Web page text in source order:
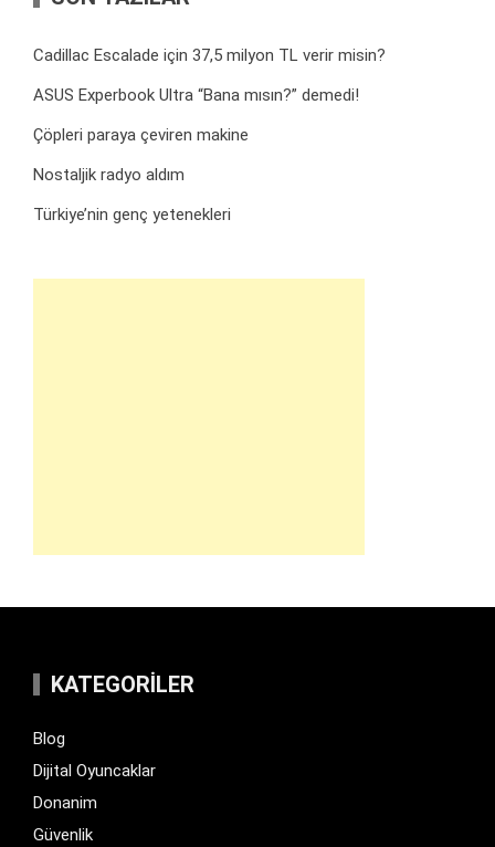
Cadillac Escalade için 37,5 milyon TL verir misin?
ASUS Experbook Ultra “Bana mısın?” demedi!
Çöpleri paraya çeviren makine
Nostaljik radyo aldım
Türkiye’nin genç yetenekleri
KATEGORILER
Blog
Dijital Oyuncaklar
Donanim
Güvenlik